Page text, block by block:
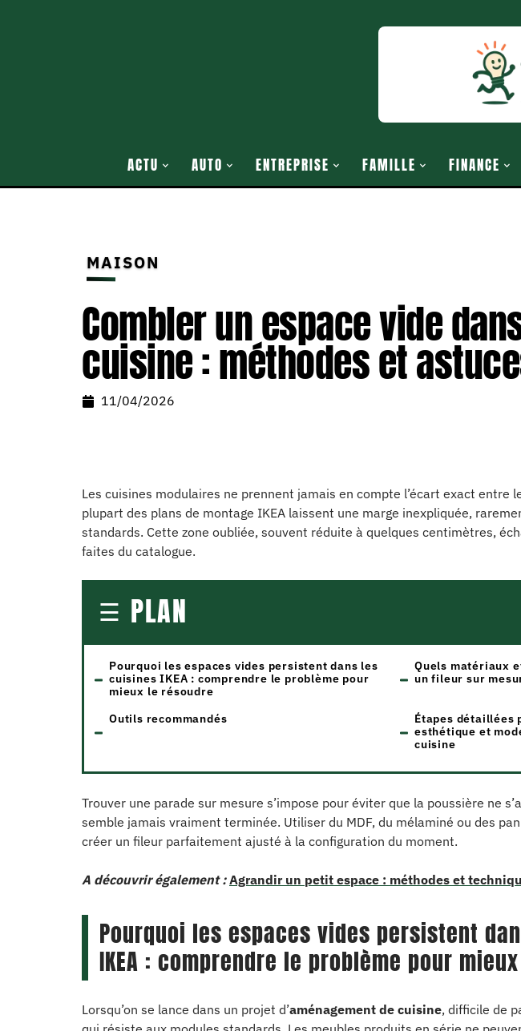
ACTU AUTO ENTREPRISE FAMILLE FINANCE
MAISON
Combler un espace vide
cuisine : méthodes et
11/04/2026
Les cuisines modulaires ne prennent jamais en compte l’écart exact entre
plupart des plans de montage IKEA laissent une marge inexpliquée,
standards. Cette zone oubliée, souvent réduite à quelques centimètres,
faites du catalogue.
PLAN
Pourquoi les espaces vides persistent dans les
cuisines IKEA : comprendre le problème pour
mieux le résoudre
Quels matériaux
un fileur sur
Outils recommandés
Étapes détaillées
esthétique et
cuisine
Trouver une parade sur mesure s’impose pour éviter que la poussière ne
semble jamais vraiment terminée. Utiliser du MDF, du mélaminé ou des
créer un fileur parfaitement ajusté à la configuration du moment.
A découvrir également : Agrandir un petit espace : méthodes et
Pourquoi les espaces vides persistent
IKEA : comprendre le problème pour
Lorsqu’on se lance dans un projet d’aménagement de cuisine, difficile de